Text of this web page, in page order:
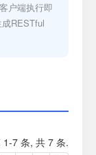
户端执行即
RESTful
1-7 条, 共 7 条.